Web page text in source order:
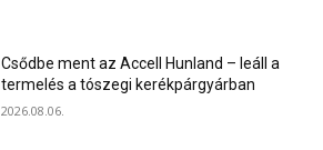
Csődbe ment az Accell Hunland – leáll a
termelés a tószegi kerékpárgyárban
2026.08.06.